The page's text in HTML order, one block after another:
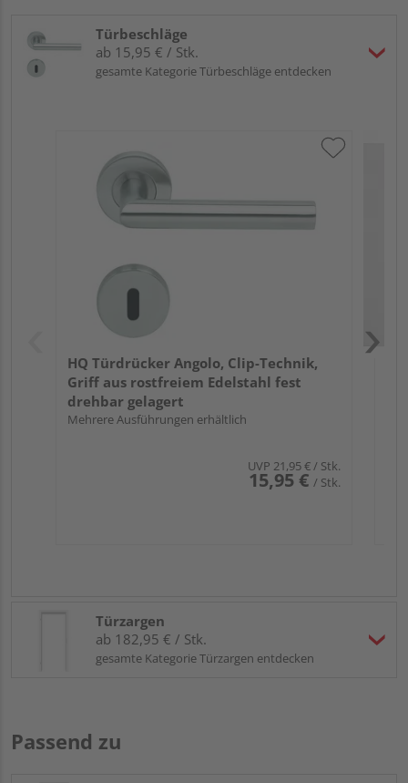
Türbeschläge
ab 15,95 € / Stk.
gesamte Kategorie Türbeschläge entdecken
HQ Türdrücker Angolo, Clip-Technik,
Griff aus rostfreiem Edelstahl fest
drehbar gelagert
Mehrere Ausführungen erhältlich
UVP 21,95 €/ Stk.
15,95 € / Stk.
Türzargen
ab 182,95 € / Stk.
gesamte Kategorie Türzargen entdecken
Passend zu